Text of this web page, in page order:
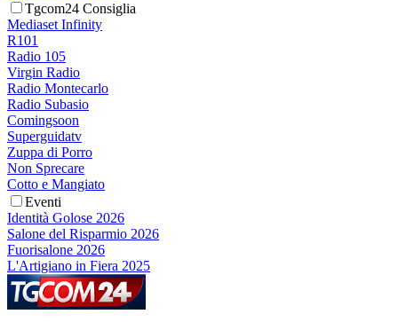
Tgcom24 Consiglia
Mediaset Infinity
R101
Radio 105
Virgin Radio
Radio Montecarlo
Radio Subasio
Comingsoon
Superguidatv
Zuppa di Porro
Non Sprecare
Cotto e Mangiato
Eventi
Identità Golose 2026
Salone del Risparmio 2026
Fuorisalone 2026
L'Artigiano in Fiera 2025